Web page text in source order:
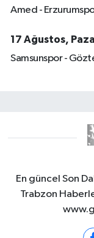
Amed -
17 Ağustos,
Samsunspor -
En güncel Son
Trabzon